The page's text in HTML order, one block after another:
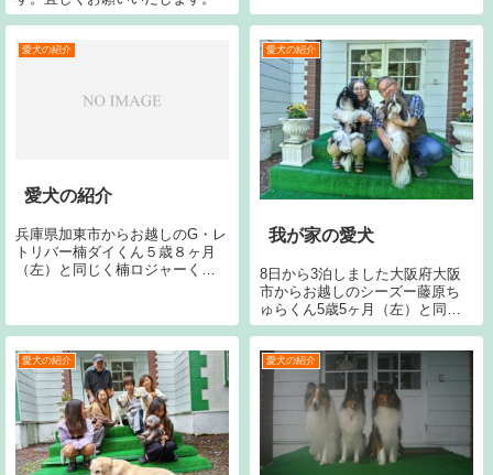
愛犬の紹介
愛犬の紹介
兵庫県加東市からお越しのG・レ
トリバー楠ダイくん５歳８ヶ月
（左）と同じく楠ロジャーくん
す。１５日から２泊しました大
阪府大阪市からお越しのイエロ
ーラブ渡辺ラブ太くん３歳
（左）です。今シー...
愛犬の紹介
我が家の愛犬
8日から3泊しました大阪府大阪
市からお越しのシーズー藤原ち
ゅらくん5歳5ヶ月（左）と同じ
く藤原ふいこくん5歳5ヶ月
す。宜しくお願いいたします。
愛犬の紹介 愛犬の紹介